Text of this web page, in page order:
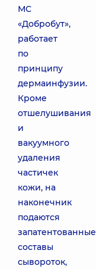
МС
«Добробут»,
работает
по
принципу
дермаинфузии.
Кроме
отшелушивания
и
вакуумного
удаления
частичек
кожи, на
наконечник
подаются
запатентованные
составы
сывороток,